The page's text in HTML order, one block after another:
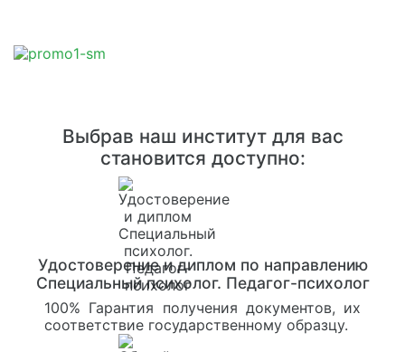
Выбрав наш институт для вас
становится доступно:
Удостоверение и диплом по направлению
Специальный психолог. Педагог-психолог
100% Гарантия получения документов, их
соответствие государственному образцу.